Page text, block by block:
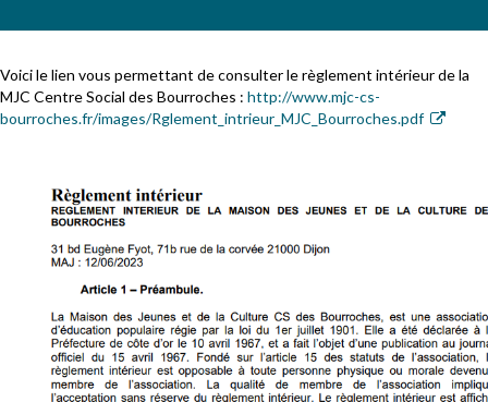
Voici le lien vous permettant de consulter le règlement intérieur de la
MJC Centre Social des Bourroches : http://www.mjc-cs-
bourroches.fr/images/Rglement_intrieur_MJC_Bourroches.pdf